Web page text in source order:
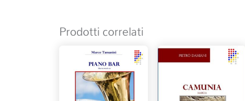
Prodotti correlati